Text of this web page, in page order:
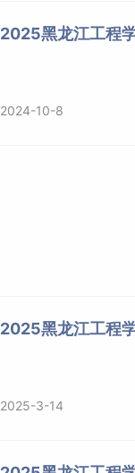
2025黑龙江工程
2024-10-8
2025黑龙江工程
2025-3-14